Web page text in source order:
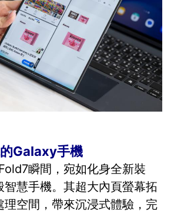
Galaxy手機
瞬間，宛如化身全新裝
智慧手機。其超大內頁螢幕拓
理空間，帶來沉浸式體驗，完